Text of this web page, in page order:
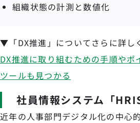
組織状態の計測と数値化
▼「DX推進」についてさらに詳し
DX推進に取り組むための手順やポ
ツールも見つかる
社員情報システム「
近年の人事部門デジタル化の中心